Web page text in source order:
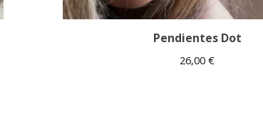
Pendientes Dot
26,00€